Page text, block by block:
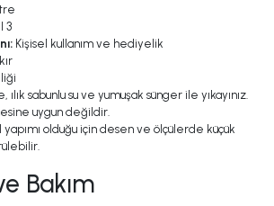
3
Kişisel kullanım ve hediyelik
ılık sabunlu su ve yumuşak sünger ile yıkayınız.
uygun değildir.
yapımı olduğu için desen ve ölçülerde küçük
Bakım